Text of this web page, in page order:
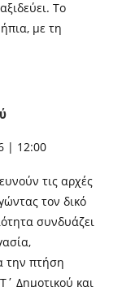
Το
με τη
| 12:00
τις αρχές
τον δικό
συνδυάζει
την πτήση
Δημοτικού και